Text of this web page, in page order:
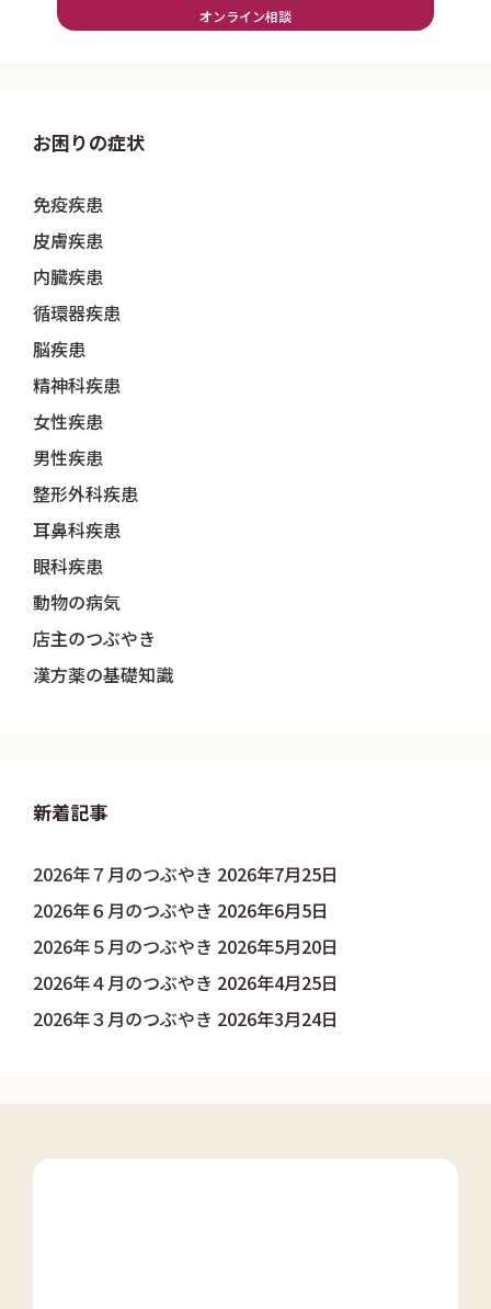
オンライン相談
お困りの症状
免疫疾患
皮膚疾患
内臓疾患
循環器疾患
脳疾患
精神科疾患
女性疾患
男性疾患
整形外科疾患
耳鼻科疾患
眼科疾患
動物の病気
店主のつぶやき
漢方薬の基礎知識
新着記事
2026年７月のつぶやき 2026年7月25日
2026年６月のつぶやき 2026年6月5日
2026年５月のつぶやき 2026年5月20日
2026年４月のつぶやき 2026年4月25日
2026年３月のつぶやき 2026年3月24日